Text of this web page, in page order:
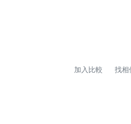
加入比較 找相